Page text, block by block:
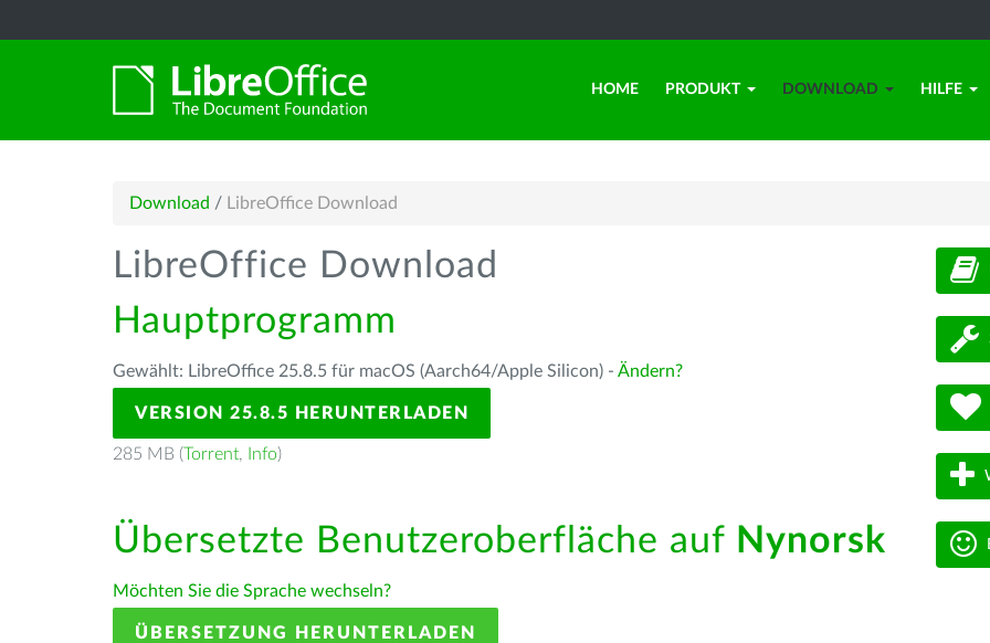
HOME PRODUKT DOWNLOAD HILFE
Download / LibreOffice Download
LibreOffice Download
Hauptprogramm
Gewählt: LibreOffice 25.8.5 für macOS (Aarch64/Apple Silicon) - Ändern?
VERSION 25.8.5 HERUNTERLADEN
285 MB (Torrent, Info)
Übersetzte Benutzeroberfläche auf Nynorsk
Möchten Sie die Sprache wechseln?
ÜBERSETZUNG HERUNTERLADEN